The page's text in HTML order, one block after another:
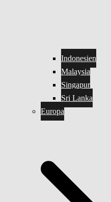
Indonesien
Malaysia
Singapur
Sri Lanka
Europa